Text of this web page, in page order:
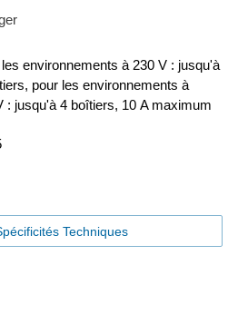
environnements à 230 V : jusqu'à
pour les environnements à
: jusqu'à 4 boîtiers, 10 A maximum
Techniques